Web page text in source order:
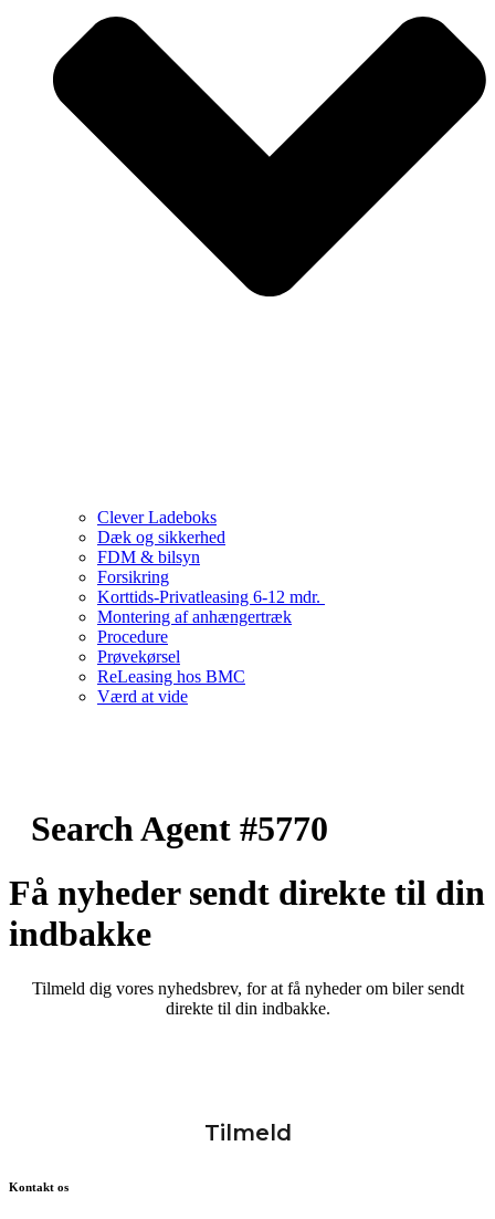
Clever Ladeboks
Dæk og sikkerhed
FDM & bilsyn
Forsikring
Korttids-Privatleasing 6-12 mdr.
Montering af anhængertræk
Procedure
Prøvekørsel
ReLeasing hos BMC
Værd at vide
Search Agent #5770
Få nyheder sendt direkte til din
indbakke
Tilmeld dig vores nyhedsbrev, for at få nyheder om biler sendt
direkte til din indbakke.
Kontakt os